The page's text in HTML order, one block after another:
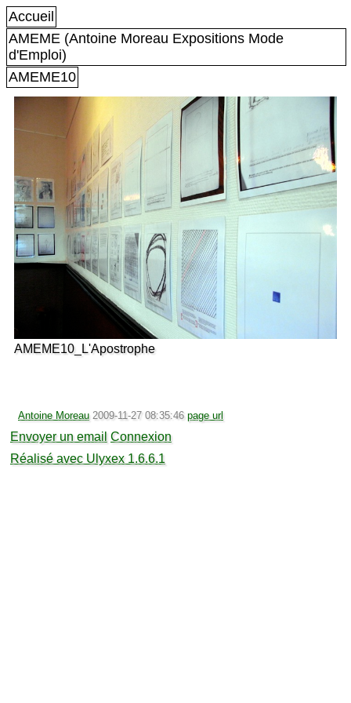
Accueil
AMEME (Antoine Moreau Expositions Mode
d'Emploi)
AMEME10
AMEME10_L'Apostrophe
Antoine Moreau 2009-11-27 08:35:46 page url
Envoyer un email Connexion
Réalisé avec Ulyxex 1.6.6.1